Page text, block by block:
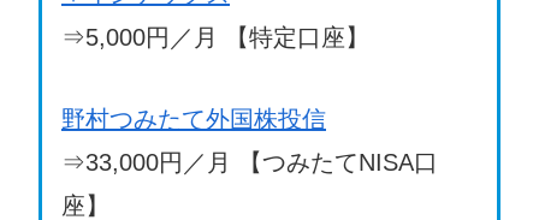
⇒5,000円／月 【特定口座】
野村つみたて外国株投信
⇒33,000円／月 【つみたてNISA口
座】